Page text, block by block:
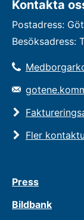
Kontakta
Postadress:
Besöksadress:
Fler
Press
Bildbank